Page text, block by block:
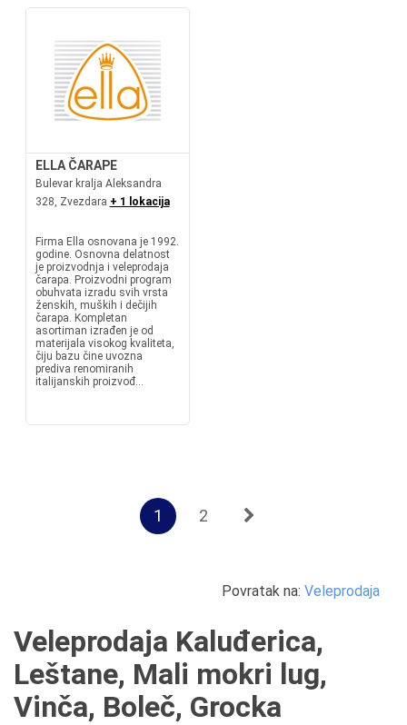
ELLA ČARAPE
Bulevar kralja Aleksandra
328, Zvezdara + 1 lokacija
Firma Ella osnovana je 1992.
godine. Osnovna delatnost
je proizvodnja i veleprodaja
čarapa. Proizvodni program
obuhvata izradu svih vrsta
ženskih, muških i dečijih
čarapa. Kompletan
asortiman izrađen je od
materijala visokog kvaliteta,
čiju bazu čine uvozna
prediva renomiranih
italijanskih proizvođ...
1 2
Povratak na: Veleprodaja
Veleprodaja Kaluđerica,
Leštane, Mali mokri lug,
Vinča, Boleč, Grocka